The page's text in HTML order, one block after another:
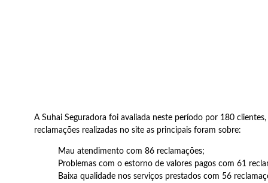
A Suhai Seguradora foi avaliada neste período por 180 clientes,
reclamações realizadas no site as principais foram sobre:
Mau atendimento com 86 reclamações;
Problemas com o estorno de valores pagos com 61
Baixa qualidade nos serviços prestados com 56